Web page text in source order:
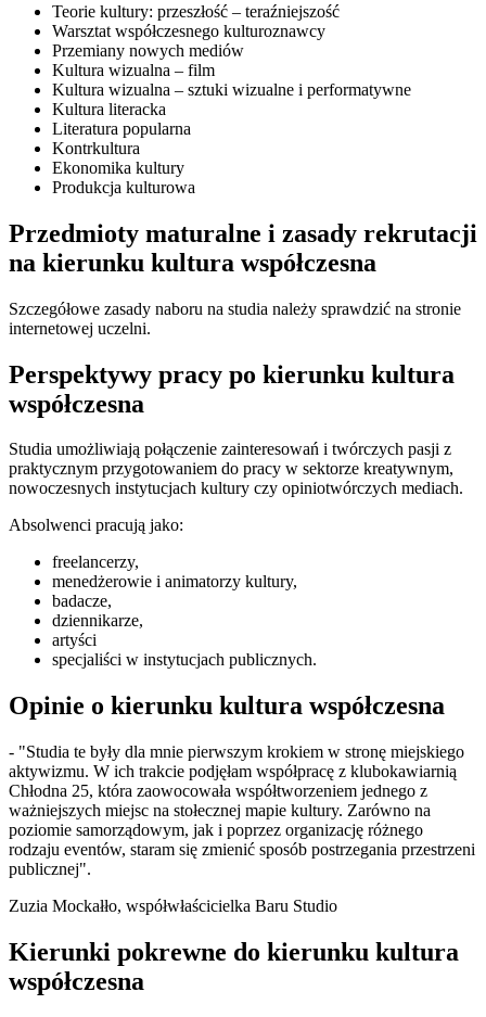
Teorie kultury: przeszłość – teraźniejszość
Warsztat współczesnego kulturoznawcy
Przemiany nowych mediów
Kultura wizualna – film
Kultura wizualna – sztuki wizualne i performatywne
Kultura literacka
Literatura popularna
Kontrkultura
Ekonomika kultury
Produkcja kulturowa
Przedmioty maturalne i zasady rekrutacji
na kierunku kultura współczesna
Szczegółowe zasady naboru na studia należy sprawdzić na stronie
internetowej uczelni.
Perspektywy pracy po kierunku kultura
współczesna
Studia umożliwiają połączenie zainteresowań i twórczych pasji z
praktycznym przygotowaniem do pracy w sektorze kreatywnym,
nowoczesnych instytucjach kultury czy opiniotwórczych mediach.
Absolwenci pracują jako:
freelancerzy,
menedżerowie i animatorzy kultury,
badacze,
dziennikarze,
artyści
specjaliści w instytucjach publicznych.
Opinie o kierunku kultura współczesna
- "Studia te były dla mnie pierwszym krokiem w stronę miejskiego
aktywizmu. W ich trakcie podjęłam współpracę z klubokawiarnią
Chłodna 25, która zaowocowała współtworzeniem jednego z
ważniejszych miejsc na stołecznej mapie kultury. Zarówno na
poziomie samorządowym, jak i poprzez organizację różnego
rodzaju eventów, staram się zmienić sposób postrzegania przestrzeni
publicznej".
Zuzia Mockałło, współwłaścicielka Baru Studio
Kierunki pokrewne do kierunku kultura
współczesna